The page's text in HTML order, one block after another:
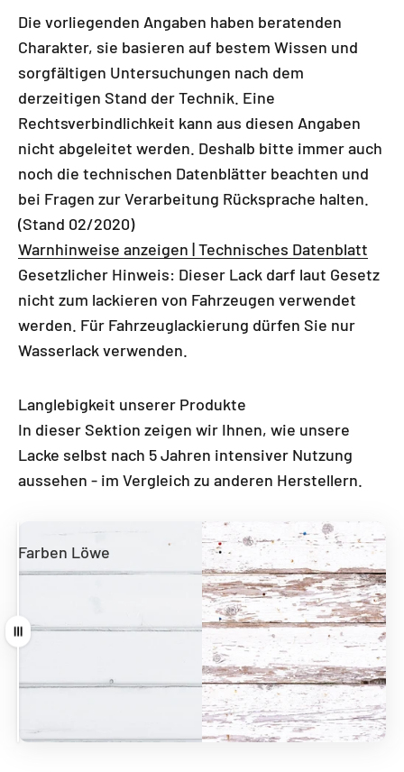
Die vorliegenden Angaben haben beratenden
Charakter, sie basieren auf bestem Wissen und
sorgfältigen Untersuchungen nach dem
derzeitigen Stand der Technik. Eine
Rechtsverbindlichkeit kann aus diesen Angaben
nicht abgeleitet werden. Deshalb bitte immer auch
noch die technischen Datenblätter beachten und
bei Fragen zur Verarbeitung Rücksprache halten.
(Stand 02/2020)
Warnhinweise anzeigen | Technisches Datenblatt
Gesetzlicher Hinweis: Dieser Lack darf laut Gesetz
nicht zum lackieren von Fahrzeugen verwendet
werden. Für Fahrzeuglackierung dürfen Sie nur
Wasserlack verwenden.
Langlebigkeit unserer Produkte
In dieser Sektion zeigen wir Ihnen, wie unsere
Lacke selbst nach 5 Jahren intensiver Nutzung
aussehen - im Vergleich zu anderen Herstellern.
Farben Löwe
Andere Hersteller
Ziehen